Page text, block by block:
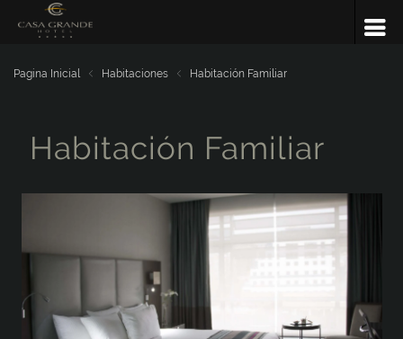
Pagina Inicial Habitaciones Habitación Familiar
Habitación Familiar